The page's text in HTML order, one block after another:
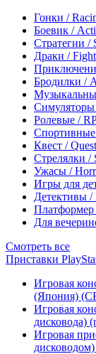
Гонки /
Боевик /
Стратегии /
Драки /
Бродилки /
Симуляторы
Ролевые /
Спортивные
Квест / Quest
Стрелялки /
Ужасы /
Игры для
Детективы /
Платформер
Для
Смотреть все
Приставки
Игровая
(Япония)
Игровая
дисковода)
Игровая